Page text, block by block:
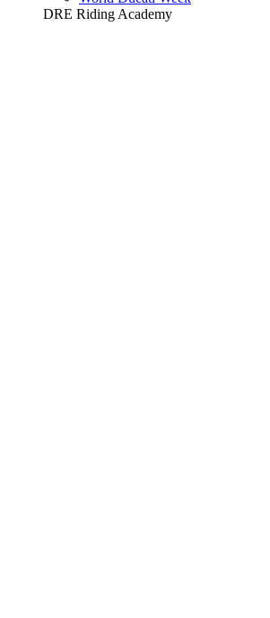
DRE Riding Academy